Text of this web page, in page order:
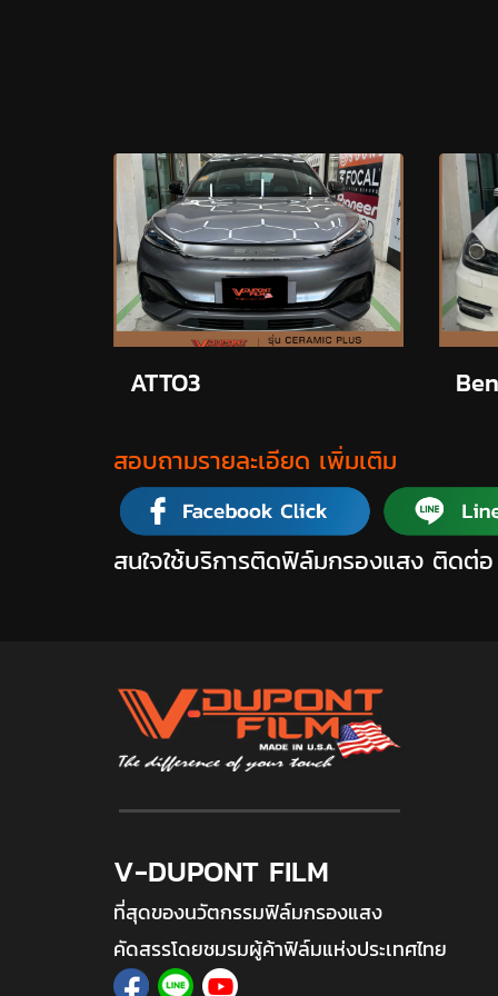
ATTO3
สอบถามรายละเอียด เพิ่มเติม
สนใจใช้บริการติดฟิล์มกรองแสง ติดต่
V-DUPONT FILM
ที่สุดของนวัตกรรมฟิล์มกรองแสง
คัดสรรโดยชมรมผู้ค้าฟิล์มแห่งประเทศไทย